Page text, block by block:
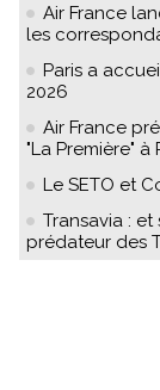
Air France
les
Paris a
2026
Air France
"La Première"
Le SETO et
Transavia :
prédateur des